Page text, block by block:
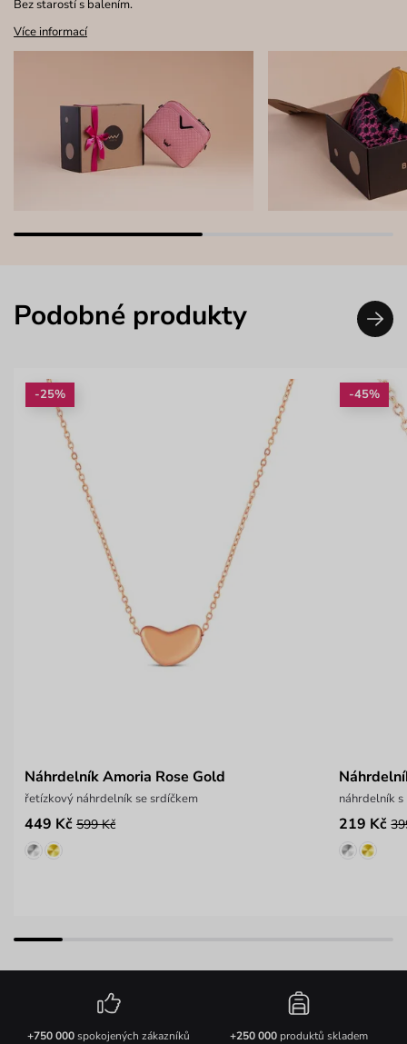
Bez starostí s balením.
Více informací
Podobné produkty
-25%
Náhrdelník Amoria Rose Gold
řetízkový náhrdelník se srdíčkem
449 Kč 599 Kč
-45%
náhrdelník
219 Kč
+750 000spokojených zákazníků +250 000produktů skladem